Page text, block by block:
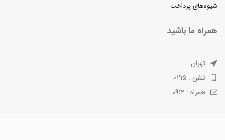
شیوه‌های پرداخت
همراه ما باشید
تهران
تلفن : 0215
همراه : 0912